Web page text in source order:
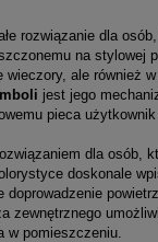
rozwiązanie dla
na
wieczory, ale również
jest jego
pieca
dla osób,
doskonale
zewnętrznego
w pomieszczeniu.